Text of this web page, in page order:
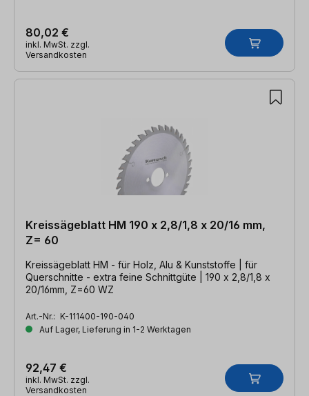
80,02 €
inkl. MwSt. zzgl.
Versandkosten
Kreissägeblatt HM 190 x 2,8/1,8 x 20/16 mm,
Z= 60
Kreissägeblatt HM - für Holz, Alu & Kunststoffe | für
Querschnitte - extra feine Schnittgüte | 190 x 2,8/1,8 x
20/16mm, Z=60 WZ
Art.-Nr.: K-111400-190-040
Auf Lager, Lieferung in 1-2 Werktagen
92,47 €
inkl. MwSt. zzgl.
Versandkosten